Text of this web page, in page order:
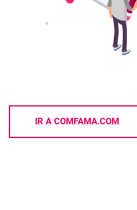
IR A COMFAMA.COM